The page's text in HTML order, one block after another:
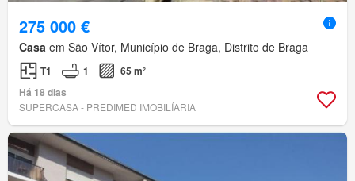
275 000 €
Casa em São Vítor, Município de Braga, Distrito de Braga
T1 1
65 m²
Há 18 dias
SUPERCASA - PREDIMED IMOBILÍARIA